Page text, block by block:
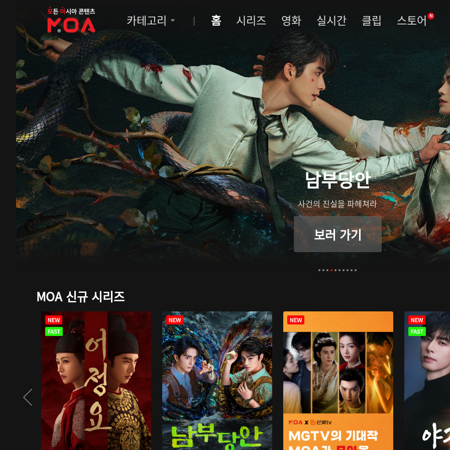
MOA
카테고리 홈 시리즈 영화 실시간 클립 스토어 N
남부당안
사건의 진실을 파헤쳐라
보러 가기
MOA 신규 시리즈